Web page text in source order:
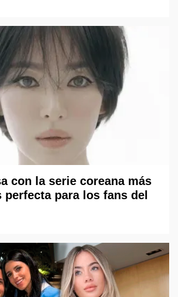
con la serie coreana más
perfecta para los fans del